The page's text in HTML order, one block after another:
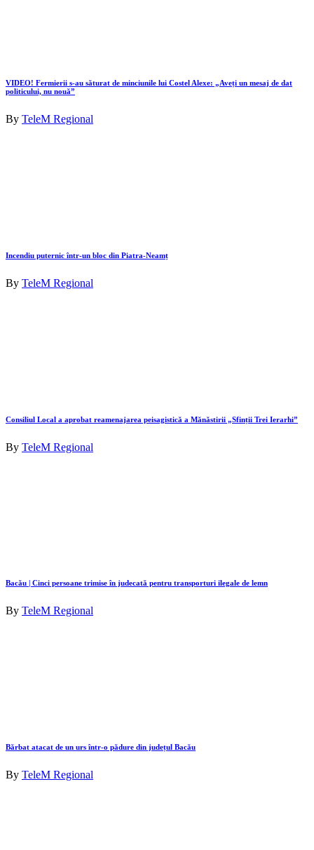
VIDEO! Fermierii s-au săturat de minciunile lui Costel Alexe: „Aveți un mesaj de dat
politicului, nu nouă”
By TeleM Regional
Incendiu puternic într-un bloc din Piatra-Neamț
By TeleM Regional
Consiliul Local a aprobat reamenajarea peisagistică a Mănăstirii „Sfinții Trei Ierarhi”
By TeleM Regional
Bacău | Cinci persoane trimise în judecată pentru transporturi ilegale de lemn
By TeleM Regional
Bărbat atacat de un urs într-o pădure din județul Bacău
By TeleM Regional